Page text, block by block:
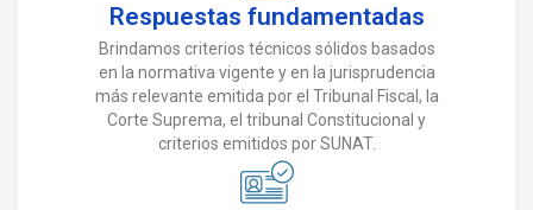
Respuestas fundamentadas
Brindamos criterios técnicos sólidos basados
en la normativa vigente y en la jurisprudencia
más relevante emitida por el Tribunal Fiscal, la
Corte Suprema, el tribunal Constitucional y
criterios emitidos por SUNAT.